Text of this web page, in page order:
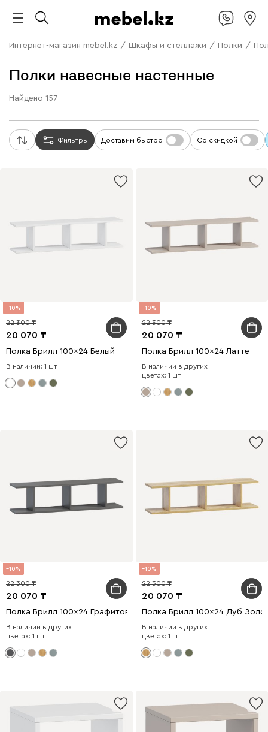
Интернет-магазин mebel.kz / Шкафы и стеллажи / Полки /
Полки навесные настенные
Найдено 157
Фильтры Доставим быстро Со скидкой
10
20 070
22 300
Полка Брилл 100x24 Белый
В наличии: 1 шт.
10
20 070
22 300
Полка Брилл 100x24 Латте
В наличии в других
цветах: 1 шт.
10
20 070
22 300
Полка Брилл 100x24 Графитовый
В наличии в других
цветах: 1 шт.
10
20 070
22 300
Полка Брилл 100x24 Дуб
В наличии в других
цветах: 1 шт.